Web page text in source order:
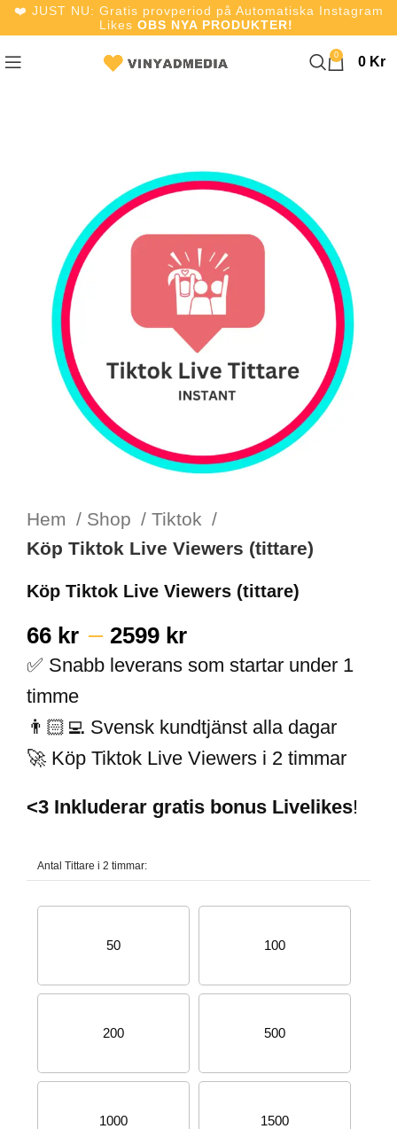
❤️ JUST NU: Gratis provperiod på Automatiska Instagram
Likes OBS NYA PRODUKTER!
0 0 Kr
Hem Shop
Tiktok
Köp Tiktok Live Viewers (tittare)
Köp Tiktok Live Viewers (tittare)
66 kr – 2599 kr
✅ Snabb leverans som startar under 1
timme
👨🏻‍💻 Svensk kundtjänst alla dagar
🚀 Köp Tiktok Live Viewers i 2 timmar
<3 Inkluderar gratis bonus Livelikes!
Antal Tittare i 2 timmar:
50 100
200 500
1000 1500